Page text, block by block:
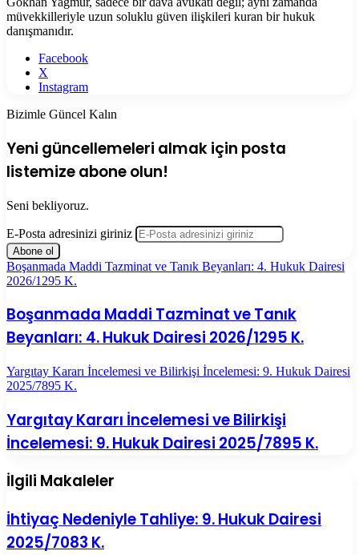
müvekkilleriyle uzun soluklu güven ilişkileri kuran bir hukuk
danışmanıdır.
Facebook
X
Instagram
Bizimle Güncel Kalın
Yeni güncellemeleri almak için posta
listemize abone olun!
Seni bekliyoruz.
E-Posta adresinizi giriniz
Boşanmada Maddi Tazminat ve Tanık Beyanları: 4. Hukuk Dairesi
2026/1295 K.
Boşanmada Maddi Tazminat ve Tanık
Beyanları: 4. Hukuk Dairesi 2026/1295 K.
Yargıtay Kararı İncelemesi ve Bilirkişi İncelemesi: 9. Hukuk Dairesi
2025/7895 K.
Yargıtay Kararı İncelemesi ve Bilirkişi
İncelemesi: 9. Hukuk Dairesi 2025/7895 K.
İlgili Makaleler
İhtiyaç Nedeniyle Tahliye: 9. Hukuk Dairesi
2025/7083 K.